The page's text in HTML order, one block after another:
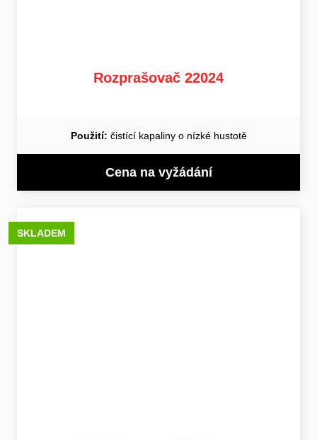
Rozprašovač 22024
Použití: čistící kapaliny o nízké hustotě
Cena na vyžádání
SKLADEM